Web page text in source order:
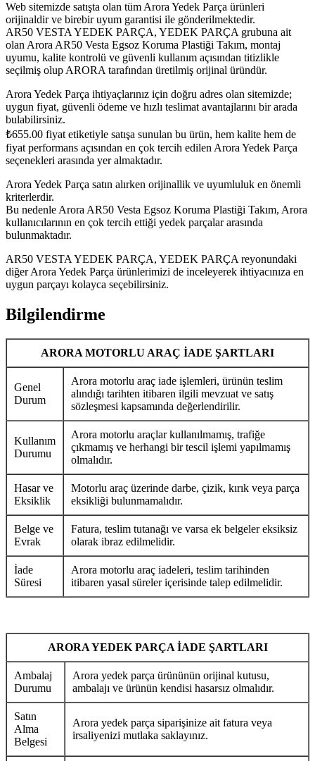
Web sitemizde satışta olan tüm Arora Yedek Parça ürünleri
orijinaldir ve birebir uyum garantisi ile gönderilmektedir.
AR50 VESTA YEDEK PARÇA, YEDEK PARÇA grubuna ait
olan Arora AR50 Vesta Egsoz Koruma Plastiği Takım, montaj
uyumu, kalite kontrolü ve güvenli kullanım açısından titizlikle
seçilmiş olup ARORA tarafından üretilmiş orijinal üründür.
Arora Yedek Parça ihtiyaçlarınız için doğru adres olan sitemizde;
uygun fiyat, güvenli ödeme ve hızlı teslimat avantajlarını bir arada
bulabilirsiniz.
₺655.00 fiyat etiketiyle satışa sunulan bu ürün, hem kalite hem de
fiyat performans açısından en çok tercih edilen Arora Yedek Parça
seçenekleri arasında yer almaktadır.
Arora Yedek Parça satın alırken orijinallik ve uyumluluk en önemli
kriterlerdir.
Bu nedenle Arora AR50 Vesta Egsoz Koruma Plastiği Takım, Arora
kullanıcılarının en çok tercih ettiği yedek parçalar arasında
bulunmaktadır.
AR50 VESTA YEDEK PARÇA, YEDEK PARÇA reyonundaki
diğer Arora Yedek Parça ürünlerimizi de inceleyerek ihtiyacınıza en
uygun parçayı kolayca seçebilirsiniz.
Bilgilendirme
ARORA MOTORLU ARAÇ İADE ŞARTLARI
Genel
Durum
Arora motorlu araç iade işlemleri, ürünün teslim
alındığı tarihten itibaren ilgili mevzuat ve satış
sözleşmesi kapsamında değerlendirilir.
Kullanım
Durumu
Arora motorlu araçlar kullanılmamış, trafiğe
çıkmamış ve herhangi bir tescil işlemi yapılmamış
olmalıdır.
Hasar ve
Eksiklik
Motorlu araç üzerinde darbe, çizik, kırık veya parça
eksikliği bulunmamalıdır.
Belge ve
Evrak
Fatura, teslim tutanağı ve varsa ek belgeler eksiksiz
olarak ibraz edilmelidir.
İade
Süresi
Arora motorlu araç iadeleri, teslim tarihinden
itibaren yasal süreler içerisinde talep edilmelidir.
ARORA YEDEK PARÇA İADE ŞARTLARI
Ambalaj
Durumu
Arora yedek parça ürününün orijinal kutusu,
ambalajı ve ürünün kendisi hasarsız olmalıdır.
Satın
Alma
Belgesi
Arora yedek parça siparişinize ait fatura veya
irsaliyenizi mutlaka saklayınız.